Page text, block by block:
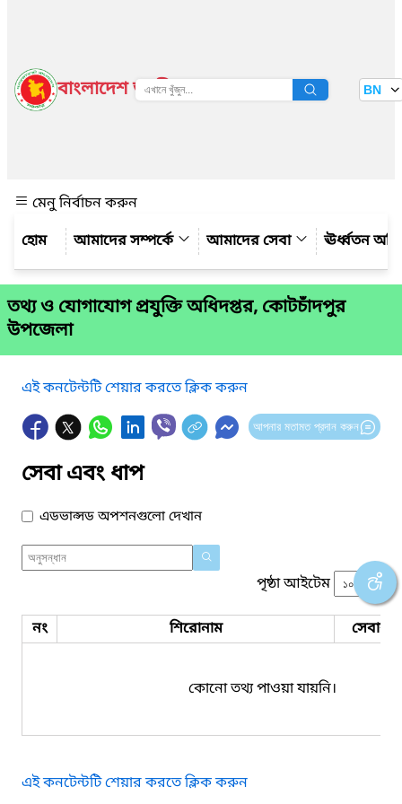
বাংলাদেশ জাতীয় তথ্য বাতায়ন BN
মেনু নির্বাচন করুন
আমাদের সম্পর্কে
আমাদের সেবা ঊর্ধ্বতন
তথ্য ও যোগাযোগ প্রযুক্তি অধিদপ্তর, কোটচাঁদপুর
উপজেলা
এই কনটেন্টটি শেয়ার করতে ক্লিক করুন
আপনার মতামত প্রদান করুন
সেবা এবং ধাপ
এডভান্সড অপশনগুলো দেখান
পৃষ্ঠা আইটেম
নং শিরোনাম সেবার
কোনো তথ্য পাওয়া যায়নি।
এই কনটেন্টটি শেয়ার করতে ক্লিক করুন